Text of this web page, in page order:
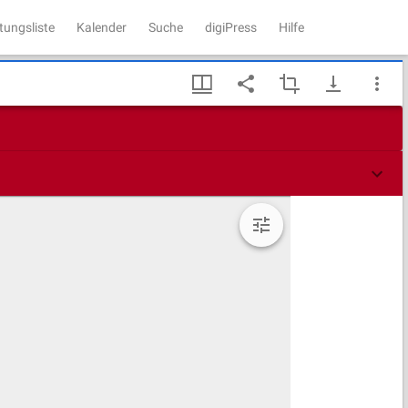
Kalender Suche digiPress Hilfe